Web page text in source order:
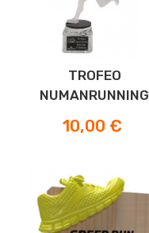
TROFEO
NUMANRUNNING
Prezzo
10,00 €